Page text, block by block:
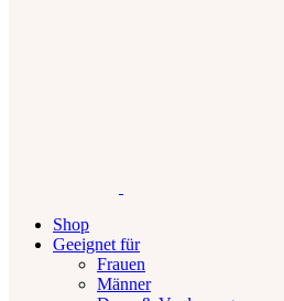
Shop
Geeignet für
Frauen
Männer